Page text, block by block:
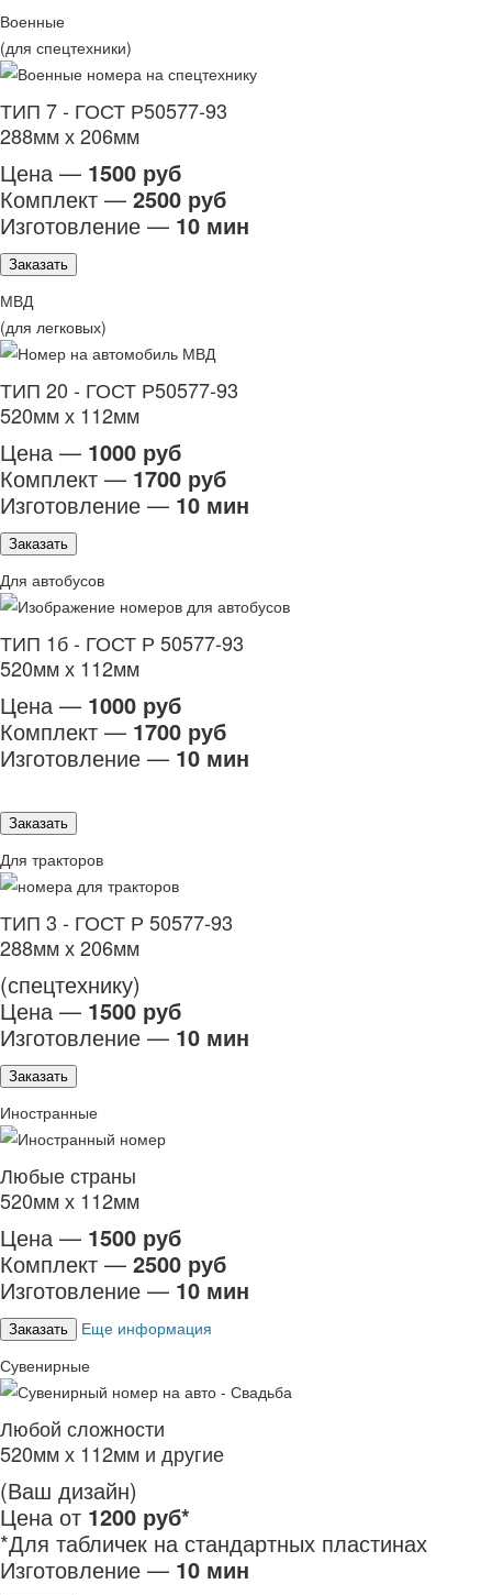
Военные
(для спецтехники)
ТИП 7 - ГОСТ Р50577-93
288мм х 206мм
Цена — 1500 руб
Комплект — 2500 руб
Изготовление — 10 мин
Заказать
МВД
(для легковых)
ТИП 20 - ГОСТ Р50577-93
520мм х 112мм
Цена — 1000 руб
Комплект — 1700 руб
Изготовление — 10 мин
Заказать
Для автобусов
ТИП 1б - ГОСТ Р 50577-93
520мм х 112мм
Цена — 1000 руб
Комплект — 1700 руб
Изготовление — 10 мин
Заказать
Для тракторов
ТИП 3 - ГОСТ Р 50577-93
288мм х 206мм
(спецтехнику)
Цена — 1500 руб
Изготовление — 10 мин
Заказать
Иностранные
Любые страны
520мм х 112мм
Цена — 1500 руб
Комплект — 2500 руб
Изготовление — 10 мин
Заказать
Еще информация
Сувенирные
Любой сложности
520мм х 112мм и другие
(Ваш дизайн)
Цена от 1200 руб*
*Для табличек на стандартных пластинах
Изготовление — 10 мин